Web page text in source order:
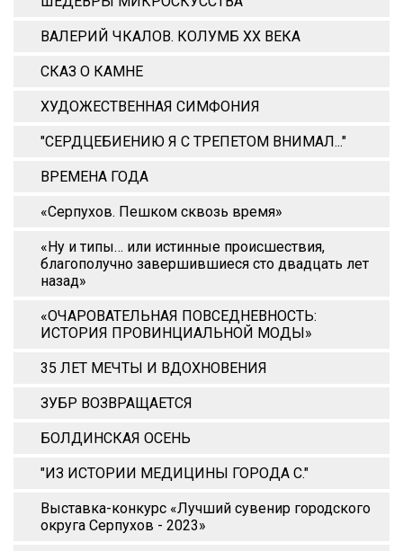
ВАЛЕРИЙ ЧКАЛОВ. КОЛУМБ ХХ ВЕКА
СКАЗ О КАМНЕ
ХУДОЖЕСТВЕННАЯ СИМФОНИЯ
"СЕРДЦЕБИЕНИЮ Я С ТРЕПЕТОМ ВНИМАЛ..."
ВРЕМЕНА ГОДА
«Серпухов. Пешком сквозь время»
«Ну и типы… или истинные происшествия,
благополучно завершившиеся сто двадцать лет
назад»
«ОЧАРОВАТЕЛЬНАЯ ПОВСЕДНЕВНОСТЬ:
ИСТОРИЯ ПРОВИНЦИАЛЬНОЙ МОДЫ»
35 ЛЕТ МЕЧТЫ И ВДОХНОВЕНИЯ
ЗУБР ВОЗВРАЩАЕТСЯ
БОЛДИНСКАЯ ОСЕНЬ
"ИЗ ИСТОРИИ МЕДИЦИНЫ ГОРОДА С."
Выставка-конкурс «Лучший сувенир городского
округа Серпухов - 2023»